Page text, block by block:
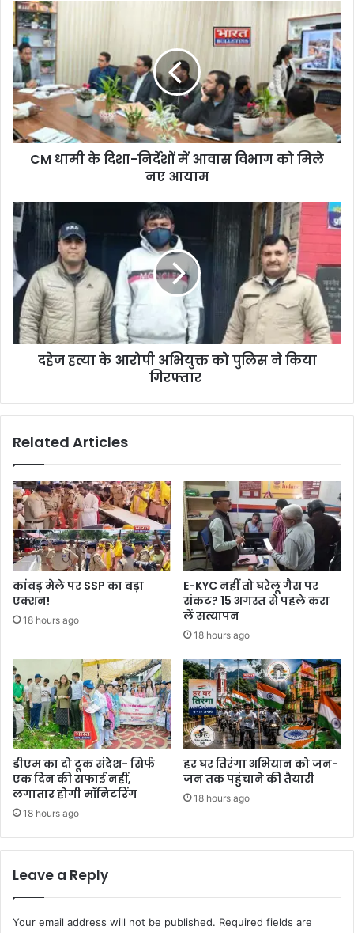
CM धामी के दिशा-निर्देशों में आवास विभाग को मिले
नए आयाम
दहेज हत्या के आरोपी अभियुक्त को पुलिस ने किया
गिरफ्तार
Related Articles
कांवड़ मेले पर SSP का बड़ा
एक्शन!
18 hours ago
E-KYC नहीं तो घरेलू गैस पर
संकट? 15 अगस्त से पहले करा
लें सत्यापन
18 hours ago
डीएम का दो टूक संदेश- सिर्फ
एक दिन की सफाई नहीं,
लगातार होगी मॉनिटरिंग
18 hours ago
हर घर तिरंगा अभियान को जन-
जन तक पहुंचाने की तैयारी
18 hours ago
Leave a Reply
Your email address will not be published. Required fields are